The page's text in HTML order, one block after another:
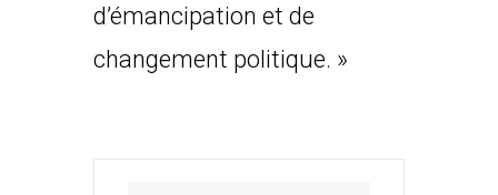
d’émancipation et de
changement politique. »